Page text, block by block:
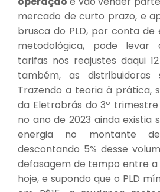
mercado de curto prazo, e
brusca do PLD, por conta de
metodológica, pode levar
tarifas nos reajustes daqui
também, as distribuidoras
Trazendo a teoria à prática,
da Eletrobrás do 3º
no ano de 2023 ainda existia
energia no montante de
descontando 5% desse
defasagem de tempo entre
hoje, e supondo que o PLD